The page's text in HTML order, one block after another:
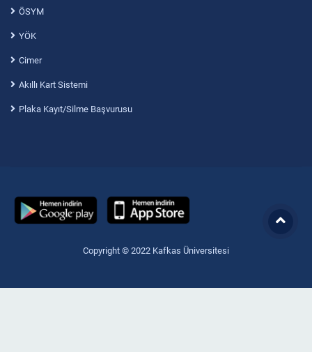
ÖSYM
YÖK
Cimer
Akıllı Kart Sistemi
Plaka Kayıt/Silme Başvurusu
Copyright © 2022 Kafkas Üniversitesi